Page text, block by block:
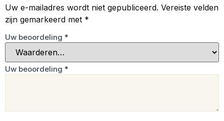
Uw e-mailadres wordt niet gepubliceerd. Vereiste velden
zijn gemarkeerd met *
Uw beoordeling *
Uw beoordeling *